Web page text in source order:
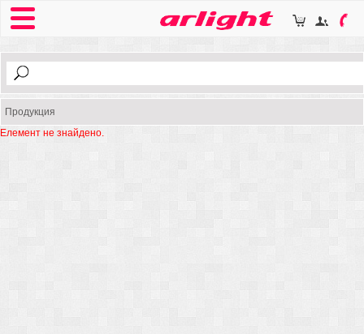
Продукция
Елемент не знайдено.